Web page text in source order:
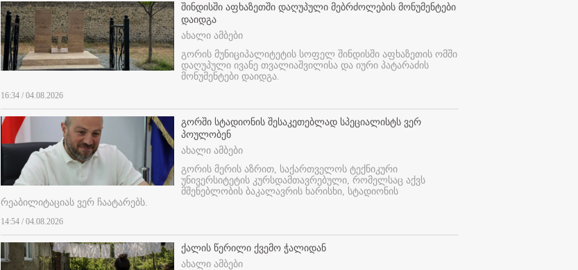
შინდისში აფხაზეთში დაღუპული მებრძოლების მონუმენტები
დაიდგა
ახალი ამბები
გორის მუნიციპალიტეტის სოფელ შინდისში აფხაზეთის ომში
დაღუპული ივანე თვალიაშვილისა და იური პატარაძის
მონუმენტები დაიდგა.
16:34 / 04.08.2026
გორში სტადიონის შესაკეთებლად სპეციალისტს ვერ
პოულობენ
ახალი ამბები
გორის მერის აზრით, საქართველოს ტექნიკური
უნივერსიტეტის კურსდამთავრებული, რომელსაც აქვს
მშენებლობის ბაკალავრის ხარისხი, სტადიონის
რეაბილიტაციას ვერ ჩაატარებს.
14:54 / 04.08.2026
ქალის წერილი ქვემო ჭალიდან
ახალი ამბები